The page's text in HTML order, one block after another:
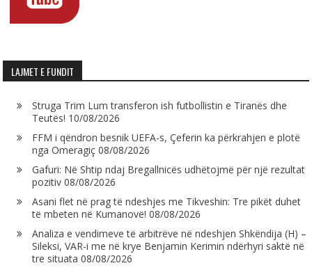
LAJMET E FUNDIT
Struga Trim Lum transferon ish futbollistin e Tiranës dhe
Teutës! 10/08/2026
FFM i qëndron besnik UEFA-s, Çeferin ka përkrahjen e plotë
nga Omeragiç 08/08/2026
Gafuri: Në Shtip ndaj Bregallnicës udhëtojmë për një rezultat
pozitiv 08/08/2026
Asani flet në prag të ndeshjes me Tikveshin: Tre pikët duhet
të mbeten në Kumanovë! 08/08/2026
Analiza e vendimeve të arbitrëve në ndeshjen Shkëndija (H) –
Sileksi, VAR-i me në krye Benjamin Kerimin ndërhyri saktë në
tre situata 08/08/2026